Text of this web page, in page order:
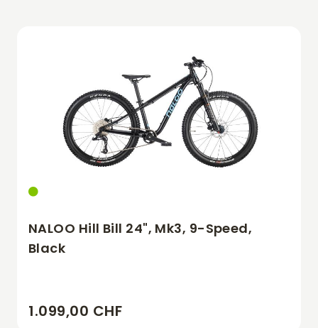
NALOO Hill Bill 24", Mk3, 9-Speed,
Black
1.099,00 CHF